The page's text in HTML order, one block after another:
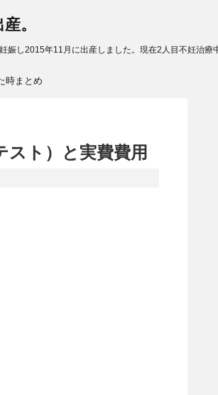
。
し2015年11月に出産しました。現在2人目不妊治療
時まとめ
スト）と実費費用